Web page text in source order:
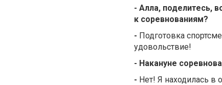
- Алла, поделитесь,
к соревнованиям?
- Подготовка
удовольствие!
- Накануне
- Нет! Я находилась в